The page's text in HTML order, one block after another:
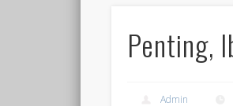
Penting,
Admin